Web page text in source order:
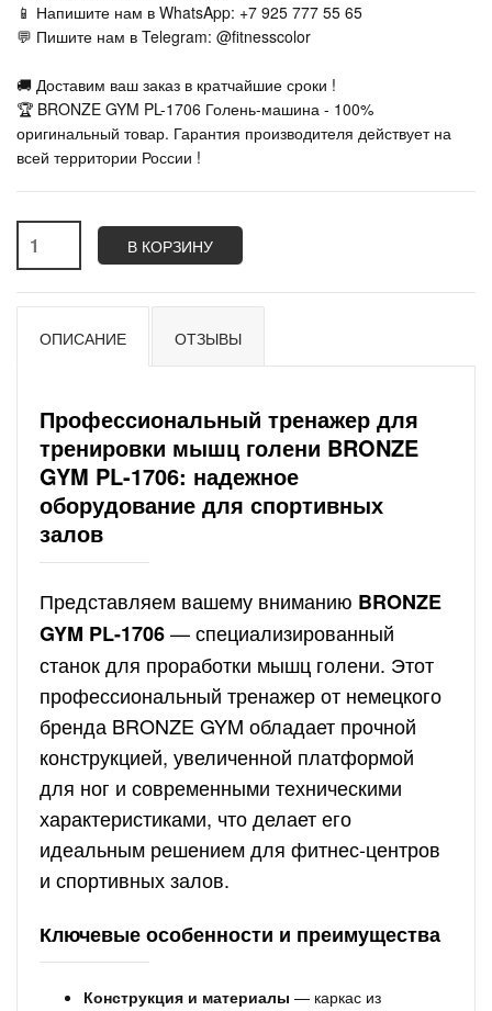
📱 Напишите нам в WhatsApp: +7 925 777 55 65
💬 Пишите нам в Telegram: @fitnesscolor
🚚 Доставим ваш заказ в кратчайшие сроки !
🏆 BRONZE GYM PL-1706 Голень-машина - 100%
оригинальный товар. Гарантия производителя действует на
всей территории России !
В КОРЗИНУ
ОПИСАНИЕ ОТЗЫВЫ
Профессиональный тренажер для
тренировки мышц голени BRONZE
GYM PL-1706: надежное
оборудование для спортивных
залов
Представляем вашему вниманию BRONZE
GYM PL-1706— специализированный
станок для проработки мышц голени. Этот
профессиональный тренажер от немецкого
бренда BRONZE GYM обладает прочной
конструкцией, увеличенной платформой
для ног и современными техническими
характеристиками, что делает его
идеальным решением для фитнес-центров
и спортивных залов.
Ключевые особенности и преимущества
Конструкция и материалы — каркас из